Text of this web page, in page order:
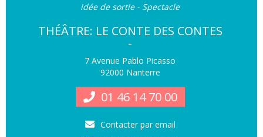
idée de sortie - Spectacle
THÉÂTRE: LE CONTE DES CONTES
-
7 Avenue Pablo Picasso
92000 Nanterre
01 46 14 70 00
Contacter par email